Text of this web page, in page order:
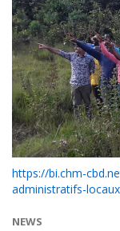
https://bi.chm-
administratifs-
NEWS